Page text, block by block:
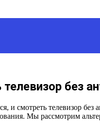
без
и смотреть телевизор
Мы рассмотрим